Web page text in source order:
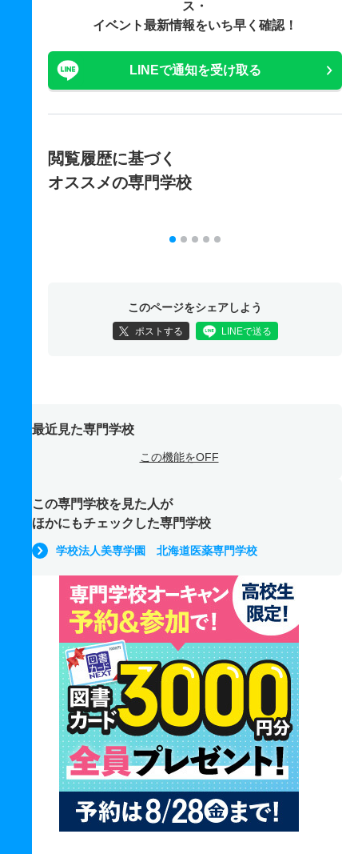
ス・
イベント最新情報をいち早く確認！
LINEで通知を受け取る
閲覧履歴に基づく
オススメの専門学校
このページをシェアしよう
ポストする LINEで送る
最近見た専門学校
この機能をOFF
この専門学校を見た人が
ほかにもチェックした専門学校
学校法人美専学園 北海道医薬専門学校